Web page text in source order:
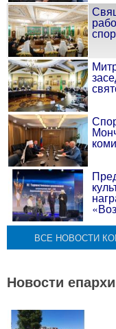
ВСЕ НОВОСТИ
Новости